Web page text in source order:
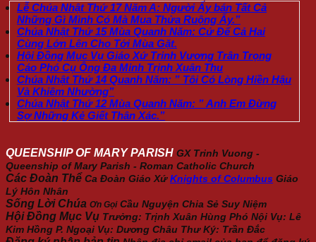
Lễ Chúa Nhật Thứ 17 Năm A: Người Ấy bán Tất Cả
Những Gì Mình Có Mà Mua Thửa Ruộng Ấy.”
Chúa Nhật Thứ 15 Mùa Quanh Năm: Cứ Để Cả Hai
Cùng Lớn Lên Cho Tới Mùa Gặt.
Hội Đồng Mục Vụ Giáo Xứ Trinh Vương Trân Trọng
Cáo Phó Cụ Ông Đa Minh Trịnh Xuân Thu
Chúa Nhật Thứ 14 Quanh Năm: ” Tôi Có Lòng Hiền Hậu
Và Khiêm Nhường”
Chúa Nhật Thứ 12 Mùa Quanh Năm: ” Anh Em Đừng
Sợ Những Kẻ Giết Thân Xác.”
QUEENSHIP OF MARY PARISH GX Trinh Vuong -
Queenship of Mary Parish - Roman Catholic Church
Các Đoàn Thể Ca Đoàn Giáo Xứ Knights of Columbus Giáo
Lý Hôn Nhân
Sống Lời Chúa Ơn Gọi Cầu Nguyện Chia Sẻ Suy Niệm
Hội Đồng Mục Vụ Trưởng: Trịnh Xuân Hùng Phó Nội Vụ: Lê
Kim Hồng P. Ngoại Vụ: Dương Châu Thư Ký: Trần Đắc